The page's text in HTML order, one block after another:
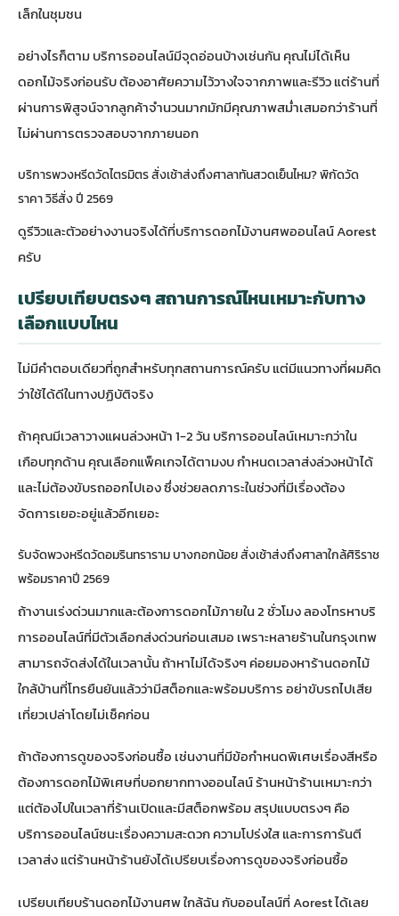
เล็กในชุมชน
อย่างไรก็ตาม บริการออนไลน์มีจุดอ่อนบ้างเช่นกัน คุณไม่ได้เห็น
ดอกไม้จริงก่อนรับ ต้องอาศัยความไว้วางใจจากภาพและรีวิว แต่ร้านที่
ผ่านการพิสูจน์จากลูกค้าจำนวนมากมักมีคุณภาพสม่ำเสมอกว่าร้านที่
ไม่ผ่านการตรวจสอบจากภายนอก
บริการพวงหรีดวัดไตรมิตร สั่งเช้าส่งถึงศาลาทันสวดเย็นไหม? พิกัดวัด
ราคา วิธีสั่ง ปี 2569
ดูรีวิวและตัวอย่างงานจริงได้ที่บริการดอกไม้งานศพออนไลน์ Aorest
ครับ
เปรียบเทียบตรงๆ สถานการณ์ไหนเหมาะกับทาง
เลือกแบบไหน
ไม่มีคำตอบเดียวที่ถูกสำหรับทุกสถานการณ์ครับ แต่มีแนวทางที่ผมคิด
ว่าใช้ได้ดีในทางปฏิบัติจริง
ถ้าคุณมีเวลาวางแผนล่วงหน้า 1-2 วัน บริการออนไลน์เหมาะกว่าใน
เกือบทุกด้าน คุณเลือกแพ็คเกจได้ตามงบ กำหนดเวลาส่งล่วงหน้าได้
และไม่ต้องขับรถออกไปเอง ซึ่งช่วยลดภาระในช่วงที่มีเรื่องต้อง
จัดการเยอะอยู่แล้วอีกเยอะ
รับจัดพวงหรีดวัดอมรินทราราม บางกอกน้อย สั่งเช้าส่งถึงศาลาใกล้ศิริราช
พร้อมราคาปี 2569
ถ้างานเร่งด่วนมากและต้องการดอกไม้ภายใน 2 ชั่วโมง ลองโทรหาบริ
การออนไลน์ที่มีตัวเลือกส่งด่วนก่อนเสมอ เพราะหลายร้านในกรุงเทพ
สามารถจัดส่งได้ในเวลานั้น ถ้าหาไม่ได้จริงๆ ค่อยมองหาร้านดอกไม้
ใกล้บ้านที่โทรยืนยันแล้วว่ามีสต็อกและพร้อมบริการ อย่าขับรถไปเสีย
เที่ยวเปล่าโดยไม่เช็คก่อน
ถ้าต้องการดูของจริงก่อนซื้อ เช่นงานที่มีข้อกำหนดพิเศษเรื่องสีหรือ
ต้องการดอกไม้พิเศษที่บอกยากทางออนไลน์ ร้านหน้าร้านเหมาะกว่า
แต่ต้องไปในเวลาที่ร้านเปิดและมีสต็อกพร้อม สรุปแบบตรงๆ คือ
บริการออนไลน์ชนะเรื่องความสะดวก ความโปร่งใส และการการันตี
เวลาส่ง แต่ร้านหน้าร้านยังได้เปรียบเรื่องการดูของจริงก่อนซื้อ
เปรียบเทียบร้านดอกไม้งานศพ ใกล้ฉัน กับออนไลน์ที่ Aorestได้เลย